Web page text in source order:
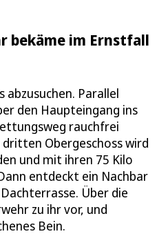
bekäme im Ernstfall
abzusuchen. Parallel
den Haupteingang ins
rauchfrei
Obergeschoss wird
und mit ihren 75 Kilo
entdeckt ein Nachbar
Über die
zu ihr vor, und
Bein.